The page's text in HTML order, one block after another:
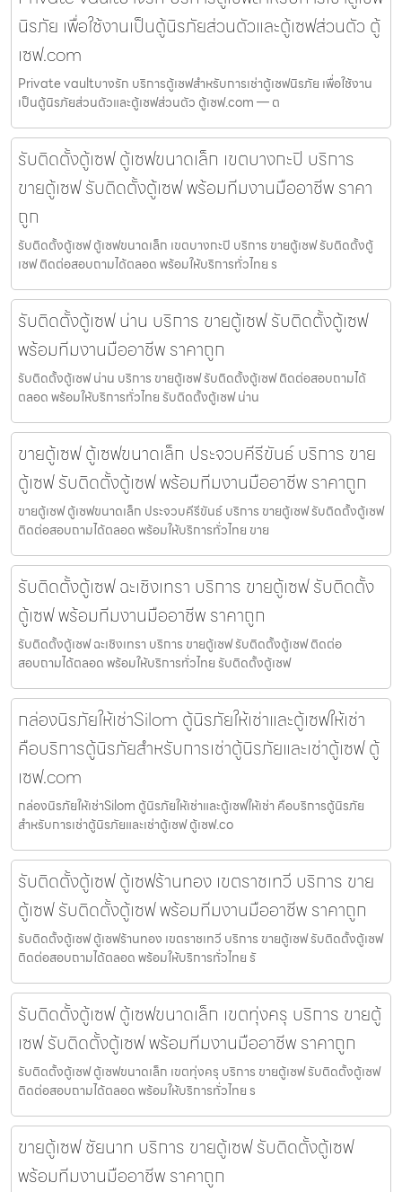
นิรภัย เพื่อใช้งานเป็นตู้นิรภัยส่วนตัวและตู้เซฟส่วนตัว ตู้
เซฟ.com
Private vaultบางรัก บริการตู้เซฟสำหรับการเช่าตู้เซฟนิรภัย เพื่อใช้งาน
เป็นตู้นิรภัยส่วนตัวและตู้เซฟส่วนตัว ตู้เซฟ.com — ต
รับติดตั้งตู้เซฟ ตู้เซฟขนาดเล็ก เขตบางกะปิ บริการ
ขายตู้เซฟ รับติดตั้งตู้เซฟ พร้อมทีมงานมืออาชีพ ราคา
ถูก
รับติดตั้งตู้เซฟ ตู้เซฟขนาดเล็ก เขตบางกะปิ บริการ ขายตู้เซฟ รับติดตั้งตู้
เซฟ ติดต่อสอบถามได้ตลอด พร้อมให้บริการทั่วไทย ร
รับติดตั้งตู้เซฟ น่าน บริการ ขายตู้เซฟ รับติดตั้งตู้เซฟ
พร้อมทีมงานมืออาชีพ ราคาถูก
รับติดตั้งตู้เซฟ น่าน บริการ ขายตู้เซฟ รับติดตั้งตู้เซฟ ติดต่อสอบถามได้
ตลอด พร้อมให้บริการทั่วไทย รับติดตั้งตู้เซฟ น่าน
ขายตู้เซฟ ตู้เซฟขนาดเล็ก ประจวบคีรีขันธ์ บริการ ขาย
ตู้เซฟ รับติดตั้งตู้เซฟ พร้อมทีมงานมืออาชีพ ราคาถูก
ขายตู้เซฟ ตู้เซฟขนาดเล็ก ประจวบคีรีขันธ์ บริการ ขายตู้เซฟ รับติดตั้งตู้เซฟ
ติดต่อสอบถามได้ตลอด พร้อมให้บริการทั่วไทย ขาย
รับติดตั้งตู้เซฟ ฉะเชิงเทรา บริการ ขายตู้เซฟ รับติดตั้ง
ตู้เซฟ พร้อมทีมงานมืออาชีพ ราคาถูก
รับติดตั้งตู้เซฟ ฉะเชิงเทรา บริการ ขายตู้เซฟ รับติดตั้งตู้เซฟ ติดต่อ
สอบถามได้ตลอด พร้อมให้บริการทั่วไทย รับติดตั้งตู้เซฟ
กล่องนิรภัยให้เช่าSilom ตู้นิรภัยให้เช่าและตู้เซฟให้เช่า
คือบริการตู้นิรภัยสำหรับการเช่าตู้นิรภัยและเช่าตู้เซฟ ตู้
เซฟ.com
กล่องนิรภัยให้เช่าSilom ตู้นิรภัยให้เช่าและตู้เซฟให้เช่า คือบริการตู้นิรภัย
สำหรับการเช่าตู้นิรภัยและเช่าตู้เซฟ ตู้เซฟ.co
รับติดตั้งตู้เซฟ ตู้เซฟร้านทอง เขตราชเทวี บริการ ขาย
ตู้เซฟ รับติดตั้งตู้เซฟ พร้อมทีมงานมืออาชีพ ราคาถูก
รับติดตั้งตู้เซฟ ตู้เซฟร้านทอง เขตราชเทวี บริการ ขายตู้เซฟ รับติดตั้งตู้เซฟ
ติดต่อสอบถามได้ตลอด พร้อมให้บริการทั่วไทย รั
รับติดตั้งตู้เซฟ ตู้เซฟขนาดเล็ก เขตทุ่งครุ บริการ ขายตู้
เซฟ รับติดตั้งตู้เซฟ พร้อมทีมงานมืออาชีพ ราคาถูก
รับติดตั้งตู้เซฟ ตู้เซฟขนาดเล็ก เขตทุ่งครุ บริการ ขายตู้เซฟ รับติดตั้งตู้เซฟ
ติดต่อสอบถามได้ตลอด พร้อมให้บริการทั่วไทย ร
ขายตู้เซฟ ชัยนาท บริการ ขายตู้เซฟ รับติดตั้งตู้เซฟ
พร้อมทีมงานมืออาชีพ ราคาถูก